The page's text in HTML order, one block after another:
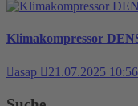
Klimakompressor
asap 21.07.2025